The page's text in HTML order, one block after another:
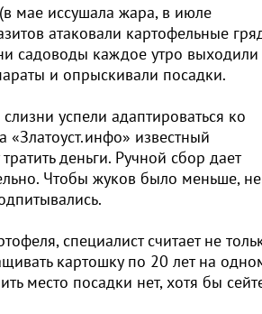
мае иссушала жара, в июле
атаковали картофельные
садоводы каждое утро выходили
и опрыскивали посадки.
успели адаптироваться ко
известный
деньги. Ручной сбор дает
Чтобы жуков было меньше, не
специалист считает не
картошку по 20 лет на
место посадки нет, хотя бы